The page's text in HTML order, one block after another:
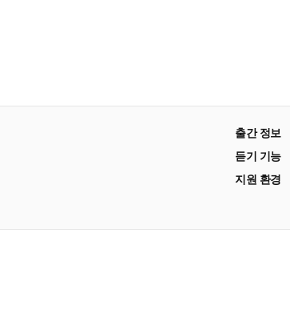
출간 정보
듣기 기능
지원 환경